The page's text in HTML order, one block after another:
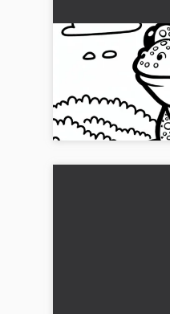
Stor padda
Hämta denna gratis
Ladda ner den nu